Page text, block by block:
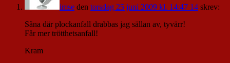
imse den torsdag 25 juni 2009 kl. 14:47 14 skrev:
Såna där plockanfall drabbas jag sällan av, tyvärr!
Får mer trötthetsanfall!
Kram